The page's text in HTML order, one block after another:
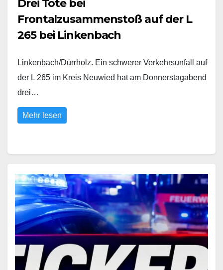
Drei Tote bei
Frontalzusammenstoß auf der L
265 bei Linkenbach
Linkenbach/Dürrholz. Ein schwerer Verkehrsunfall auf
der L 265 im Kreis Neuwied hat am Donnerstagabend
drei…
Mehr lesen